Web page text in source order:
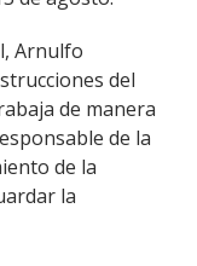
Arnulfo
del
de manera
de la
de la
la